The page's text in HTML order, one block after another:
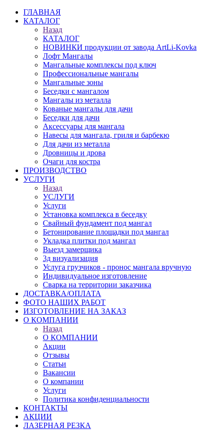
ГЛАВНАЯ
КАТАЛОГ
Назад
КАТАЛОГ
НОВИНКИ продукции от завода ArtLi-Kovka
Лофт Мангалы
Мангальные комплексы под ключ
Профессиональные мангалы
Мангальные зоны
Беседки с мангалом
Мангалы из металла
Кованые мангалы для дачи
Беседки для дачи
Аксессуары для мангала
Навесы для мангала, гриля и барбекю
Для дачи из металла
Дровницы и дрова
Очаги для костра
ПРОИЗВОДСТВО
УСЛУГИ
Назад
УСЛУГИ
Услуги
Установка комплекса в беседку
Свайный фундамент под мангал
Бетонирование площадки под мангал
Укладка плитки под мангал
Выезд замерщика
3д визуализация
Услуга грузчиков - пронос мангала вручную
Индивидуальное изготовление
Сварка на территории заказчика
ДОСТАВКА/ОПЛАТА
ФОТО НАШИХ РАБОТ
ИЗГОТОВЛЕНИЕ НА ЗАКАЗ
О КОМПАНИИ
Назад
О КОМПАНИИ
Акции
Отзывы
Статьи
Вакансии
О компании
Услуги
Политика конфиденциальности
КОНТАКТЫ
АКЦИИ
ЛАЗЕРНАЯ РЕЗКА